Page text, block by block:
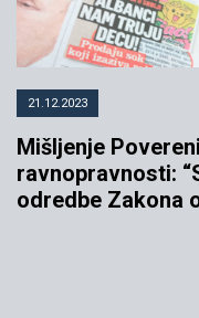
21.12.2023
Mišljenje
ravnopravnosti:
odredbe Zakona